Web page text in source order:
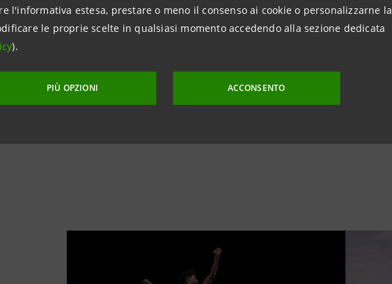
l'informativa estesa, prestare o meno il consenso ai cookie o personalizzarne la
le proprie scelte in qualsiasi momento accedendo alla sezione dedicata
).
PIÙ OPZIONI ACCONSENTO